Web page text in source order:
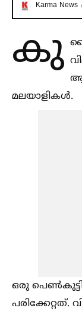
Karma News
കു
മലയാളികള്‍.
ഒരു
പരിക്കേറ്റത്.